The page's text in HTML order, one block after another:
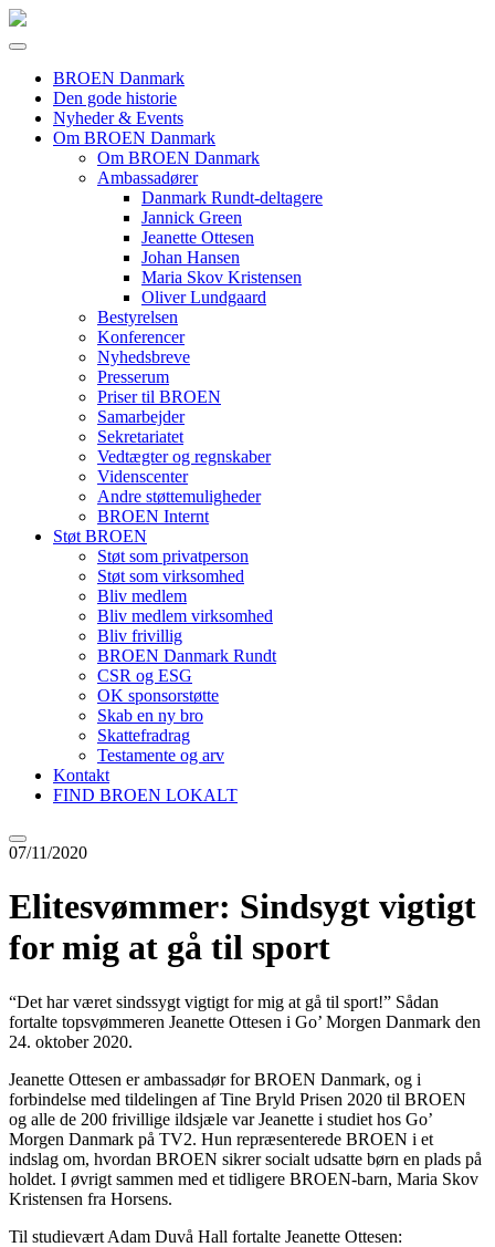
BROEN Danmark
Den gode historie
Nyheder & Events
Om BROEN Danmark
Om BROEN Danmark
Ambassadører
Danmark Rundt-deltagere
Jannick Green
Jeanette Ottesen
Johan Hansen
Maria Skov Kristensen
Oliver Lundgaard
Bestyrelsen
Konferencer
Nyhedsbreve
Presserum
Priser til BROEN
Samarbejder
Sekretariatet
Vedtægter og regnskaber
Videnscenter
Andre støttemuligheder
BROEN Internt
Støt BROEN
Støt som privatperson
Støt som virksomhed
Bliv medlem
Bliv medlem virksomhed
Bliv frivillig
BROEN Danmark Rundt
CSR og ESG
OK sponsorstøtte
Skab en ny bro
Skattefradrag
Testamente og arv
Kontakt
FIND BROEN LOKALT
07/11/2020
Elitesvømmer: Sindsygt vigtigt
for mig at gå til sport
“Det har været sindssygt vigtigt for mig at gå til sport!” Sådan
fortalte topsvømmeren Jeanette Ottesen i Go’ Morgen Danmark den
24. oktober 2020.
Jeanette Ottesen er ambassadør for BROEN Danmark, og i
forbindelse med tildelingen af Tine Bryld Prisen 2020 til BROEN
og alle de 200 frivillige ildsjæle var Jeanette i studiet hos Go’
Morgen Danmark på TV2. Hun repræsenterede BROEN i et
indslag om, hvordan BROEN sikrer socialt udsatte børn en plads på
holdet. I øvrigt sammen med et tidligere BROEN-barn, Maria Skov
Kristensen fra Horsens.
Til studievært Adam Duvå Hall fortalte Jeanette Ottesen: